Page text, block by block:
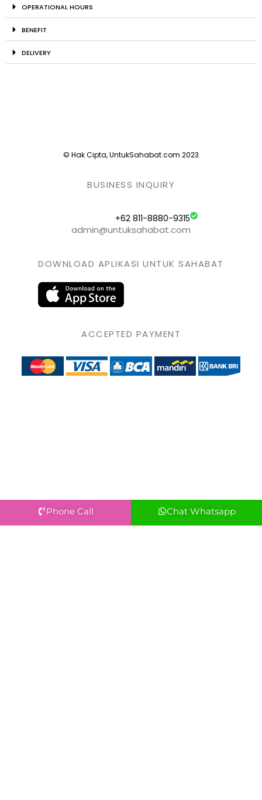
OPERATIONAL HOURS
BENEFIT
DELIVERY
© Hak Cipta, UntukSahabat.com 2023
BUSINESS INQUIRY
+62 811-8880-9315
admin@untuksahabat.com
DOWNLOAD APLIKASI UNTUK SAHABAT
ACCEPTED PAYMENT
Phone Call Chat Whatsapp